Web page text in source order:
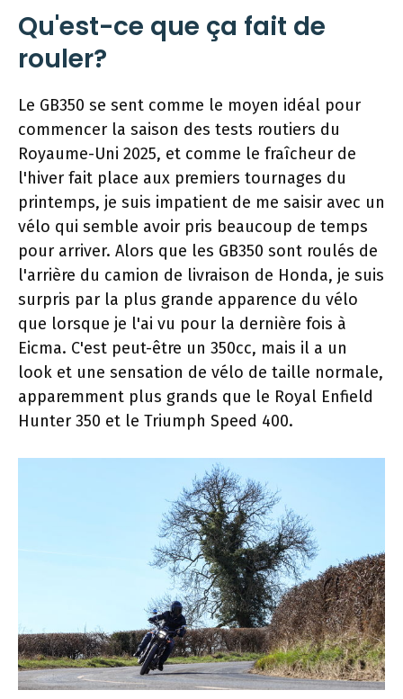
Qu'est-ce que ça fait de
rouler?
Le GB350 se sent comme le moyen idéal pour
commencer la saison des tests routiers du
Royaume-Uni 2025, et comme le fraîcheur de
l'hiver fait place aux premiers tournages du
printemps, je suis impatient de me saisir avec un
vélo qui semble avoir pris beaucoup de temps
pour arriver. Alors que les GB350 sont roulés de
l'arrière du camion de livraison de Honda, je suis
surpris par la plus grande apparence du vélo
que lorsque je l'ai vu pour la dernière fois à
Eicma. C'est peut-être un 350cc, mais il a un
look et une sensation de vélo de taille normale,
apparemment plus grands que le Royal Enfield
Hunter 350 et le Triumph Speed ​​400.